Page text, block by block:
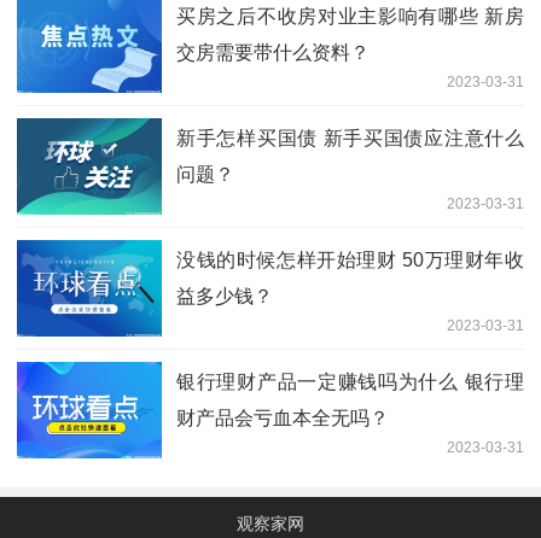
买房之后不收房对业主影响有哪些 新房
交房需要带什么资料？
2023-03-31
新手怎样买国债 新手买国债应注意什么
问题？
2023-03-31
没钱的时候怎样开始理财 50万理财年收
益多少钱？
2023-03-31
银行理财产品一定赚钱吗为什么 银行理
财产品会亏血本全无吗？
2023-03-31
观察家网